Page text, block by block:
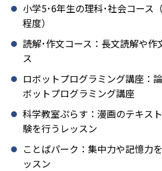
小学5･6年生の理科･社会コース
程度）
読解･作文コース：長文読解や作
ス
ロボットプログラミング講座：
ボットプログラミング講座
科学教室ぷらす：漫画のテキス
験を行うレッスン
ことばパーク：集中力や記憶力
ッスン